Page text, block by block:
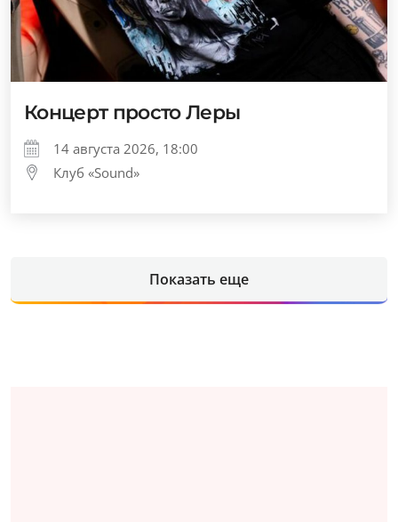
Концерт просто Леры
14 августа 2026, 18:00
Клуб «Sound»
Показать еще